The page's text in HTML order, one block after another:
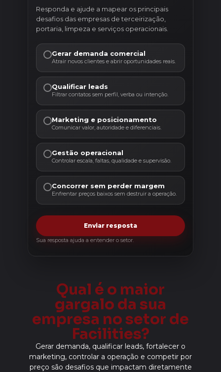
Responda e ajude a mapear os principais
desafios das empresas de terceirização,
portaria, limpeza e serviços operacionais.
Gerar demanda comercial
Atrair novos clientes e abrir oportunidades reais.
Qualificar leads
Filtrar contatos sem perfil, verba ou intenção.
Marketing e posicionamento
Comunicar valor, autoridade e diferenciais.
Gestão operacional
Controlar escala, faltas, qualidade e supervisão.
Concorrer sem perder margem
Enfrentar preços baixos sem destruir a operação.
Enviar resposta
Sua resposta ajuda a entender o setor.
Qual é o maior
gargalo da sua
empresa no setor de
Facilities?
Gerar demanda, qualificar leads, fortalecer o
marketing, controlar a operação e competir por
preço são desafios que impactam diretamente